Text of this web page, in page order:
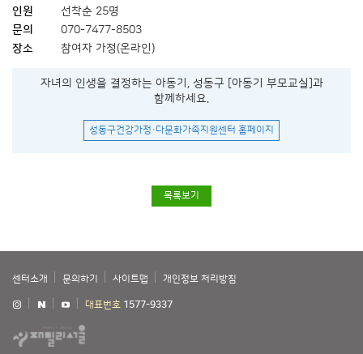
인원
선착순 25명
문의
070-7477-8503
장소
참여자 가정(온라인)
자녀의 인생을 결정하는 아동기, 성동구 [아동기 부모교실]과
함께하세요.
성동구건강가정·다문화가족지원센터 홈페이지
목록보기
센터소개 문의하기 사이트맵 개인정보 처리방침
대표번호 1577-9337